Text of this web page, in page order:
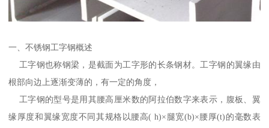
一、不锈钢工字钢概述
工字钢也称钢梁，是截面为工字形的长条钢材。工字钢的翼缘由
根部向边上逐渐变薄的，有一定的角度，
工字钢的型号是用其腰高厘米数的阿拉伯数字来表示，腹板、翼
缘厚度和翼缘宽度不同其规格以腰高( h)×腿宽(b)×腰厚(t)的毫数表